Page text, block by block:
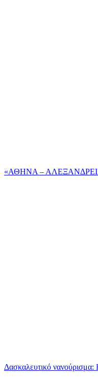
«ΑΘΗΝΑ –
Δασκαλευτικό